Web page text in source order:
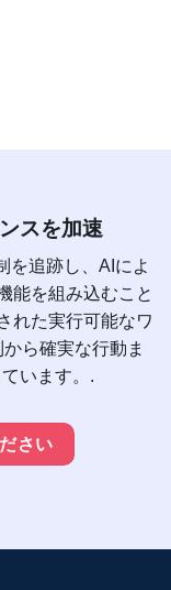
スを加速
を追跡し、AIによ
能を組み込むこと
れた実行可能なワ
ら確実な行動ま
います。.
さい